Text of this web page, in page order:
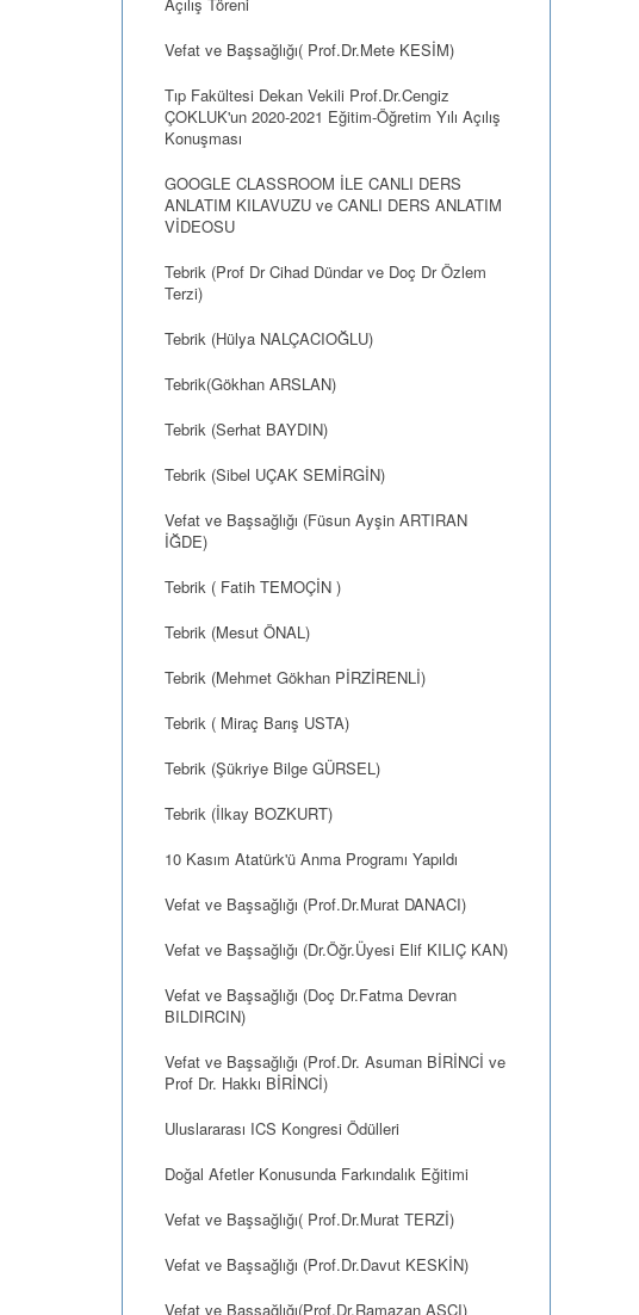
Açılış Töreni
Vefat ve Başsağlığı( Prof.Dr.Mete KESİM)
Tıp Fakültesi Dekan Vekili Prof.Dr.Cengiz
ÇOKLUK'un 2020-2021 Eğitim-Öğretim Yılı Açılış
Konuşması
GOOGLE CLASSROOM İLE CANLI DERS
ANLATIM KILAVUZU ve CANLI DERS ANLATIM
VİDEOSU
Tebrik (Prof Dr Cihad Dündar ve Doç Dr Özlem
Terzi)
Tebrik (Hülya NALÇACIOĞLU)
Tebrik(Gökhan ARSLAN)
Tebrik (Serhat BAYDIN)
Tebrik (Sibel UÇAK SEMİRGİN)
Vefat ve Başsağlığı (Füsun Ayşin ARTIRAN
İĞDE)
Tebrik ( Fatih TEMOÇİN )
Tebrik (Mesut ÖNAL)
Tebrik (Mehmet Gökhan PİRZİRENLİ)
Tebrik ( Miraç Barış USTA)
Tebrik (Şükriye Bilge GÜRSEL)
Tebrik (İlkay BOZKURT)
10 Kasım Atatürk'ü Anma Programı Yapıldı
Vefat ve Başsağlığı (Prof.Dr.Murat DANACI)
Vefat ve Başsağlığı (Dr.Öğr.Üyesi Elif KILIÇ KAN)
Vefat ve Başsağlığı (Doç Dr.Fatma Devran
BILDIRCIN)
Vefat ve Başsağlığı (Prof.Dr. Asuman BİRİNCİ ve
Prof Dr. Hakkı BİRİNCİ)
Uluslararası ICS Kongresi Ödülleri
Doğal Afetler Konusunda Farkındalık Eğitimi
Vefat ve Başsağlığı( Prof.Dr.Murat TERZİ)
Vefat ve Başsağlığı (Prof.Dr.Davut KESKİN)
Vefat ve Başsağlığı(Prof.Dr.Ramazan AŞCI)